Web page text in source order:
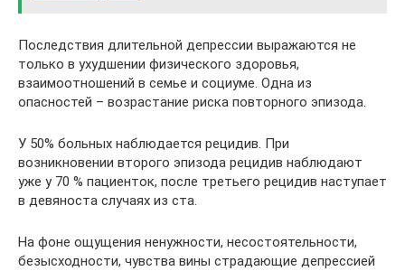
Последствия длительной депрессии выражаются не
только в ухудшении физического здоровья,
взаимоотношений в семье и социуме. Одна из
опасностей – возрастание риска повторного эпизода.
У 50% больных наблюдается рецидив. При
возникновении второго эпизода рецидив наблюдают
уже у 70 % пациенток, после третьего рецидив наступает
в девяноста случаях из ста.
На фоне ощущения ненужности, несостоятельности,
безысходности, чувства вины страдающие депрессией